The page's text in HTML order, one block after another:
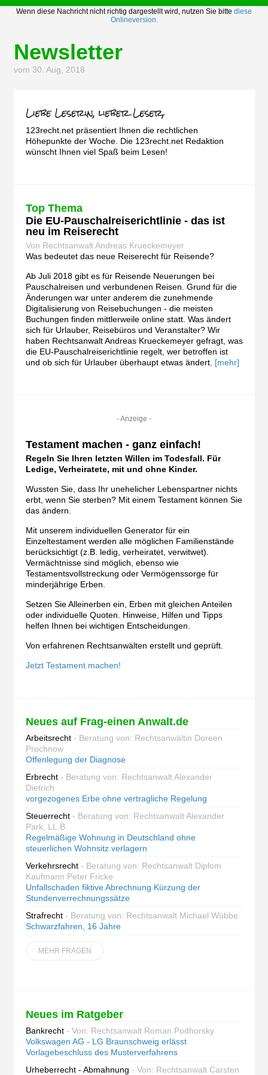
Wenn diese Nachricht nicht richtig dargestellt wird, nutzen Sie bitte diese
Onlineversion.
Newsletter
vom 30. Aug, 2018
123recht.net präsentiert Ihnen die rechtlichen
Höhepunkte der Woche. Die 123recht.net Redaktion
wünscht Ihnen viel Spaß beim Lesen!
Top Thema
Die EU-Pauschalreiserichtlinie - das ist
neu im Reiserecht
Von Rechtsanwalt Andreas Krueckemeyer
Was bedeutet das neue Reiserecht für Reisende?
Ab Juli 2018 gibt es für Reisende Neuerungen bei
Pauschalreisen und verbundenen Reisen. Grund für die
Änderungen war unter anderem die zunehmende
Digitalisierung von Reisebuchungen - die meisten
Buchungen finden mittlerweile online statt. Was ändert
sich für Urlauber, Reisebüros und Veranstalter? Wir
haben Rechtsanwalt Andreas Krueckemeyer gefragt, was
die EU-Pauschalreiserichtlinie regelt, wer betroffen ist
und ob sich für Urlauber überhaupt etwas ändert. [mehr]
- Anzeige -
Testament machen - ganz einfach!
Regeln Sie Ihren letzten Willen im Todesfall. Für
Ledige, Verheiratete, mit und ohne Kinder.
Wussten Sie, dass Ihr unehelicher Lebenspartner nichts
erbt, wenn Sie sterben? Mit einem Testament können Sie
das ändern.
Mit unserem individuellen Generator für ein
Einzeltestament werden alle möglichen Familienstände
berücksichtigt (z.B. ledig, verheiratet, verwitwet).
Vermächtnisse sind möglich, ebenso wie
Testamentsvollstreckung oder Vermögenssorge für
minderjährige Erben.
Setzen Sie Alleinerben ein, Erben mit gleichen Anteilen
oder individuelle Quoten. Hinweise, Hilfen und Tipps
helfen Ihnen bei wichtigen Entscheidungen.
Von erfahrenen Rechtsanwälten erstellt und geprüft.
Jetzt Testament machen!
Neues auf Frag-einen Anwalt.de
Arbeitsrecht - Beratung von: Rechtsanwältin Doreen
Prochnow
Offenlegung der Diagnose
Erbrecht - Beratung von: Rechtsanwalt Alexander
Dietrich
vorgezogenes Erbe ohne vertragliche Regelung
Steuerrecht - Beratung von: Rechtsanwalt Alexander
Park, LL.B.
Regelmäßige Wohnung in Deutschland ohne
steuerlichen Wohnsitz verlagern
Verkehrsrecht - Beratung von: Rechtsanwalt Diplom
Kaufmann Peter Fricke
Unfallschaden fiktive Abrechnung Kürzung der
Stundenverrechnungssätze
Strafrecht - Beratung von: Rechtsanwalt Michael Wübbe
Schwarzfahren, 16 Jahre
MEHR FRAGEN
Neues im Ratgeber
Bankrecht - Von: Rechtsanwalt Roman Podhorsky
Volkswagen AG - LG Braunschweig erlässt
Vorlagebeschluss des Musterverfahrens
Urheberrecht - Abmahnung - Von: Rechtsanwalt Carsten